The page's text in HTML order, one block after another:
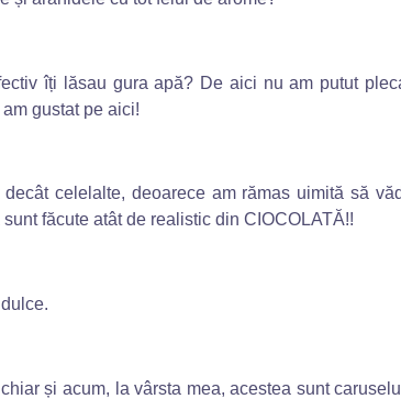
îți lăsau gura apă? De aici nu am putut
gustat pe aici!
celelalte, deoarece am rămas uimită să
făcute atât de realistic din CIOCOLATĂ!!
și acum, la vârsta mea, acestea sunt